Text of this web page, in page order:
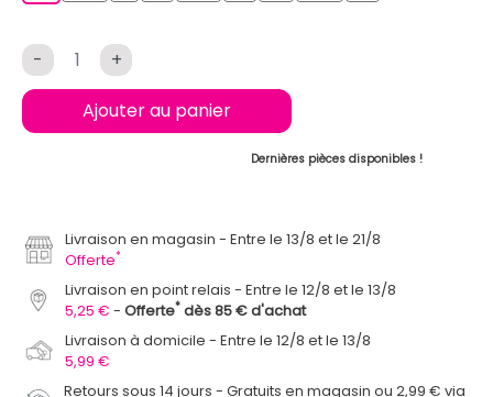
- +
Ajouter au panier
Dernières pièces disponibles !
Livraison en magasin
Entre le 13/8 et le 21/8
Offerte*
Livraison en point relais
Entre le 12/8 et le 13/8
5,25 €
Offerte* dès 85 € d'achat
Livraison à domicile
Entre le 12/8 et le 13/8
5,99 €
Retours sous 14 jours - Gratuits en magasin ou 2,99 € via